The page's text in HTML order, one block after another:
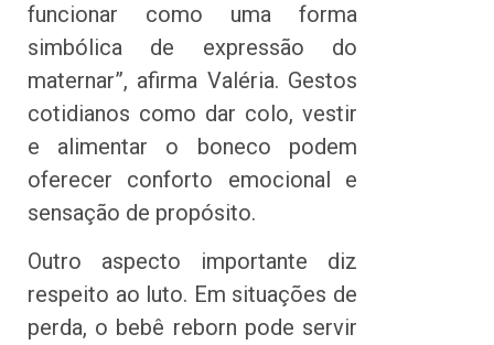
funcionar como uma forma
simbólica de expressão do
maternar”, afirma Valéria. Gestos
cotidianos como dar colo, vestir
e alimentar o boneco podem
oferecer conforto emocional e
sensação de propósito.
Outro aspecto importante diz
respeito ao luto. Em situações de
perda, o bebê reborn pode servir